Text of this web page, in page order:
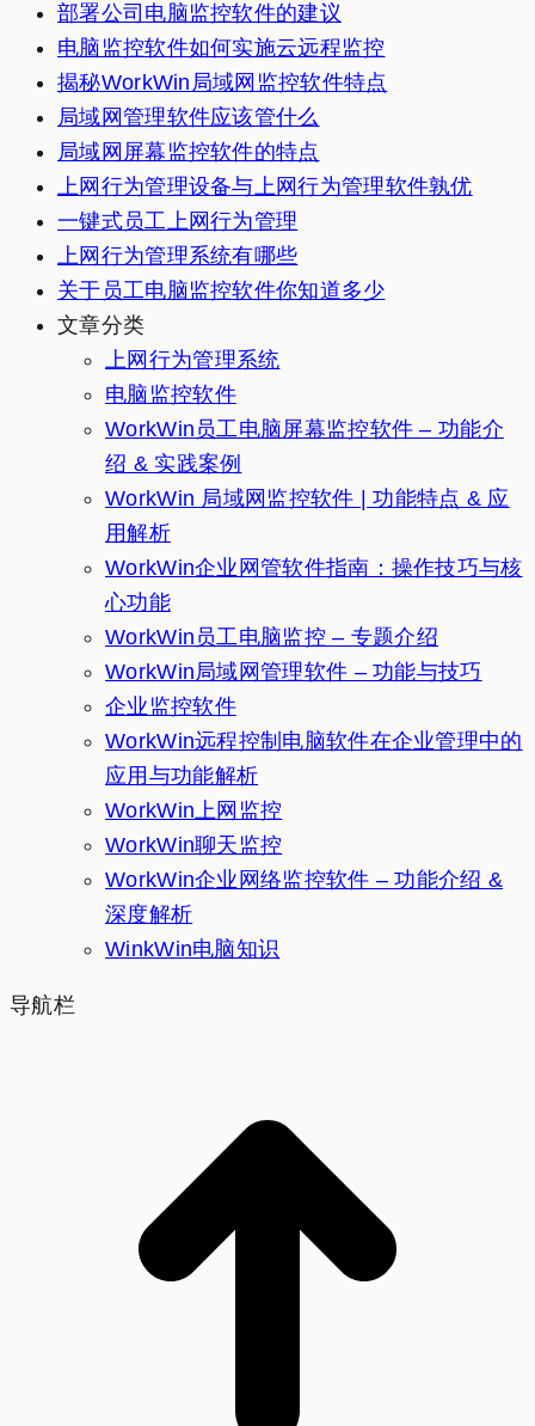
部署公司电脑监控软件的建议
电脑监控软件如何实施云远程监控
揭秘WorkWin局域网监控软件特点
局域网管理软件应该管什么
局域网屏幕监控软件的特点
上网行为管理设备与上网行为管理软件孰优
一键式员工上网行为管理
上网行为管理系统有哪些
关于员工电脑监控软件你知道多少
文章分类
上网行为管理系统
电脑监控软件
WorkWin员工电脑屏幕监控软件 – 功能介
绍 & 实践案例
WorkWin 局域网监控软件 | 功能特点 & 应
用解析
WorkWin企业网管软件指南：操作技巧与核
心功能
WorkWin员工电脑监控 – 专题介绍
WorkWin局域网管理软件 – 功能与技巧
企业监控软件
WorkWin远程控制电脑软件在企业管理中的
应用与功能解析
WorkWin上网监控
WorkWin聊天监控
WorkWin企业网络监控软件 – 功能介绍 &
深度解析
WinkWin电脑知识
导航栏